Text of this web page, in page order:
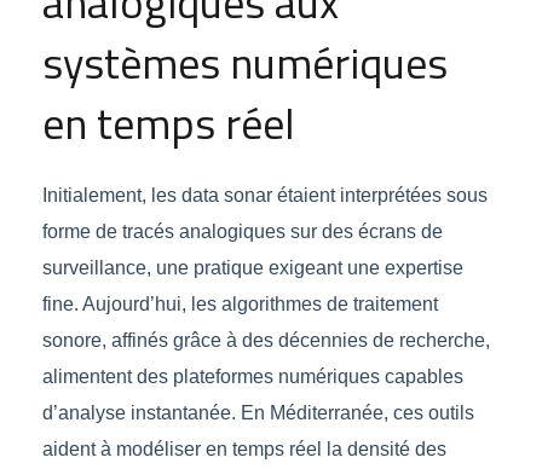
systèmes numériques
en temps réel
Initialement, les data sonar étaient interprétées sous
forme de tracés analogiques sur des écrans de
surveillance, une pratique exigeant une expertise
fine. Aujourd’hui, les algorithmes de traitement
sonore, affinés grâce à des décennies de recherche,
alimentent des plateformes numériques capables
d’analyse instantanée. En Méditerranée, ces outils
aident à modéliser en temps réel la densité des